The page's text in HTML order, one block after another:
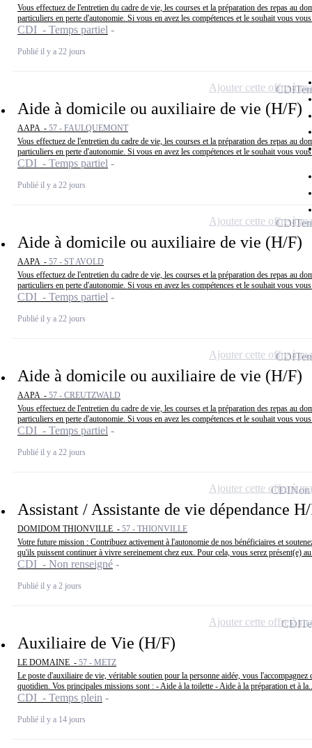
Vous effectuez de l'entretien du cadre de vie, les courses et la préparation des repas au
particuliers en perte d'autonomie. Si vous en avez les compétences et le souhait vous
CDI - Temps partiel
Publié il y a 22 jours
Aide à domicile ou auxiliaire de vie (H/F)
AAPA - 57 - FAULQUEMONT
Vous effectuez de l'entretien du cadre de vie, les courses et la préparation des repas au
particuliers en perte d'autonomie. Si vous en avez les compétences et le souhait vous
CDI - Temps partiel
Publié il y a 22 jours
CDI
Ajouter cette offre à
Aide à domicile ou auxiliaire de vie (H/F)
AAPA - 57 - ST AVOLD
Vous effectuez de l'entretien du cadre de vie, les courses et la préparation des repas au
particuliers en perte d'autonomie. Si vous en avez les compétences et le souhait vous
CDI - Temps partiel
Publié il y a 22 jours
CDI
Ajouter cette offre à
Aide à domicile ou auxiliaire de vie (H/F)
AAPA - 57 - CREUTZWALD
Vous effectuez de l'entretien du cadre de vie, les courses et la préparation des repas au
particuliers en perte d'autonomie. Si vous en avez les compétences et le souhait vous
CDI - Temps partiel
Publié il y a 22 jours
CDI
Ajouter cette offre à
Assistant / Assistante de vie dépendance
DOMIDOM THIONVILLE - 57 - THIONVILLE
Votre future mission : Contribuez activement à l'autonomie de nos bénéficiaires et
qu'ils puissent continuer à vivre sereinement chez eux. Pour cela, vous serez présent(e)
CDI - Non renseigné
Publié il y a 2 jours
CDINon
Ajouter cette offre à
Auxiliaire de Vie (H/F)
LE DOMAINE - 57 - METZ
Le poste d'auxiliaire de vie, véritable soutien pour la personne aidée, vous l'accompagnez
quotidien. Vos principales missions sont : - Aide à la toilette - Aide à la préparation et à
CDI - Temps plein
Publié il y a 14 jours
CDI
Ajouter cette offre à